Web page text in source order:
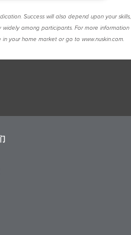
Success will also depend upon your skills,
among participants. For more information
your home market or go to www.nuskin.com.